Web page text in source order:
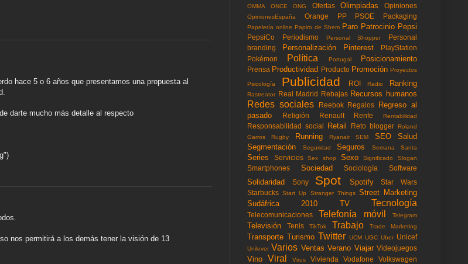
hace 5 o 6 años que presentamos una propuesta al
darte mucho más detalle al respecto
nos permitirá a los demás tener la visión de 13
OMMA
ONCE ONG Ofertas Olimpiadas Opiniones
OpinionesEspaña Orange PP PSOE Packaging
Papelería online Papiro de Shem Paro Patrocinio Pepsi
PepsiCo Periodismo Personal Shopper
Personal
branding
Personalización Pinterest
PlayStation
Pokémon
Política Portugal Posicionamiento
Prensa Productividad Producto Promoción Proyectos
Psicología Publicidad ROI Radio Ranking
Rastreator Real Madrid Rebajas Recursos humanos
Redes sociales Reebok Regalos
Regreso al
pasado
Religión Renault Renfe Rentabilidad
Responsabilidad social Retail Reto blogger Roland
Garros
Rugby Running Ryanair SEM SEO
Salud
Segmentación
Seguridad Seguros Semana Santa
Series Servicios Sex shop Sexo Significado Slogan
Smartphones Sociedad Sociología Software
Solidaridad Sony Spot Spotify
Star Wars
Starbucks Start Up Stranger Things Street Marketing
Sudáfrica 2010
TV Tecnología
Telecomunicaciones Telefonía móvil Telegram
Televisión Tenis TikTok Trabajo Trade Marketing
Transporte Turismo Twitter UCM UGC Uber Unicef
Unilever Varios Ventas Verano Viajar Videojuegos
Vino Viral Virus Vivienda Vodafone Volkswagen